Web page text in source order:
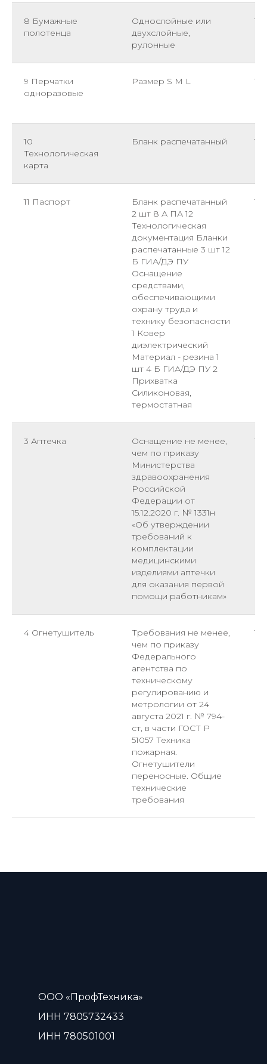
8 Бумажные
полотенца
Однослойные или
двухслойные,
рулонные
1
9 Перчатки
одноразовые
Размер S M L 10
10
Технологическая
карта
Бланк распечатанный 1
11 Паспорт
Бланк распечатанный
2 шт 8 А ПА 12
Технологическая
документация Бланки
распечатанные 3 шт 12
Б ГИА/ДЭ ПУ
Оснащение
средствами,
обеспечивающими
охрану труда и
технику безопасности
1 Ковер
диэлектрический
Материал - резина 1
шт 4 Б ГИА/ДЭ ПУ 2
Прихватка
Силиконовая,
термостатная
1
3 Аптечка
Оснащение не менее,
чем по приказу
Министерства
здравоохранения
Российской
Федерации от
15.12.2020 г. № 1331н
«Об утверждении
требований к
комплектации
медицинскими
изделиями аптечки
для оказания первой
помощи работникам»
1
4 Огнетушитель
Требования не менее,
чем по приказу
Федерального
агентства по
техническому
регулированию и
метрологии от 24
августа 2021 г. № 794-
ст, в части ГОСТ Р
51057 Техника
пожарная.
Огнетушители
переносные. Общие
технические
требования
1
ООО «ПрофТехника»
ИНН 7805732433
ИНН 780501001